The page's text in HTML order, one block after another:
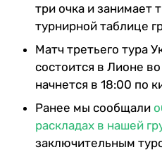
три очка и занимает
турнирной таблице
Матч третьего тура
состоится в Лионе
начнется в 18:00 по
Ранее мы сообщали
раскладах в нашей
заключительным